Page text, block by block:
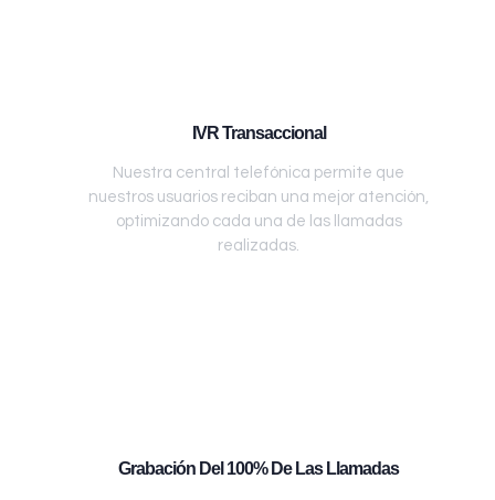
IVR Transaccional
Nuestra central telefónica permite que
nuestros usuarios reciban una mejor atención,
optimizando cada una de las llamadas
realizadas.
Grabación Del 100% De Las Llamadas